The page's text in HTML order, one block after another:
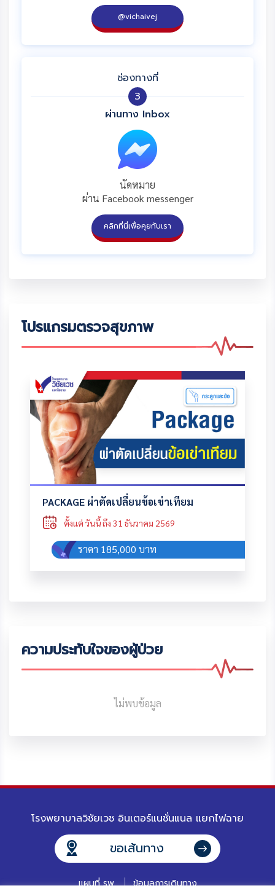
@vichaivej
ช่องทางที่
3
ผ่านทาง Inbox
นัดหมาย
ผ่าน Facebook messenger
คลิกที่นี่เพื่อคุยกับเรา
โปรแกรมตรวจสุขภาพ
PACKAGE ผ่าตัดเปลี่ยนข้อเข่าเทียม
ตั้งแต่ วันนี้ ถึง 31 ธันวาคม 2569
ราคา 185,000 บาท
ความประทับใจของผู้ป่วย
ไม่พบข้อมูล
โรงพยาบาลวิชัยเวช อินเตอร์แนชั่นแนล แยกไฟฉาย
ขอเส้นทาง
แผนที่ รพ. ข้อมูลการเดินทาง